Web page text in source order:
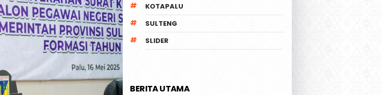
KOTAPALU
SULTENG
SLIDER
BERITA UTAMA